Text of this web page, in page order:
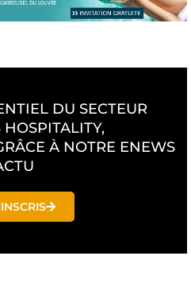
DU SECTEUR
À NOTRE ENEWS